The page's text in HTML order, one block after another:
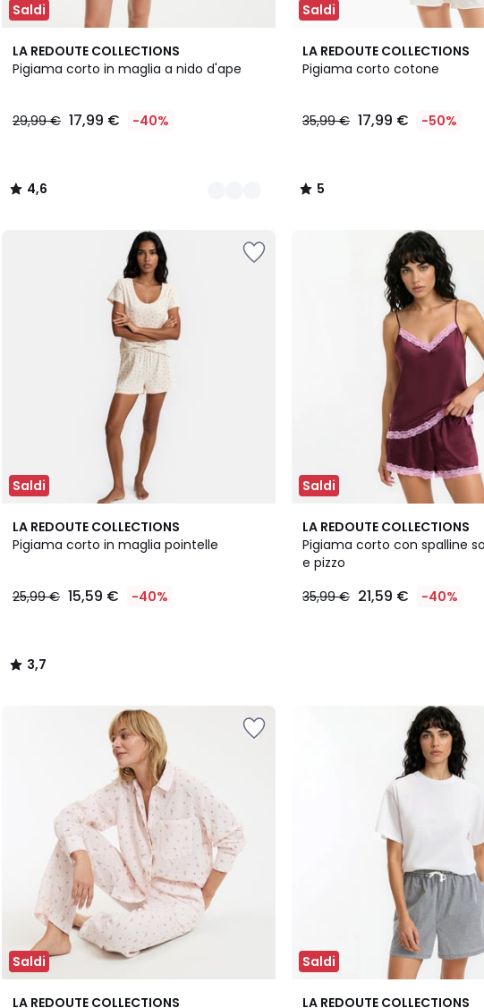
Saldi
LA REDOUTE COLLECTIONS
Pigiama corto in maglia a nido d'ape
29,99 € 17,99 € -40%
4,6
/ 5
3
Colori
4,6
/
Saldi
LA REDOUTE COLLECTIONS
Pigiama corto cotone
35,99 € 17,99 € -50%
5
/
5
/
Saldi
LA REDOUTE COLLECTIONS
Pigiama corto in maglia pointelle
25,99 € 15,59 € -40%
3,7
/ 5
3,7
/
Saldi
LA REDOUTE COLLECTIONS
Pigiama corto con spalline
e pizzo
35,99 € 21,59 € -40%
Saldi
LA REDOUTE COLLECTIONS
4,6
Saldi
LA REDOUTE COLLECTIONS
5